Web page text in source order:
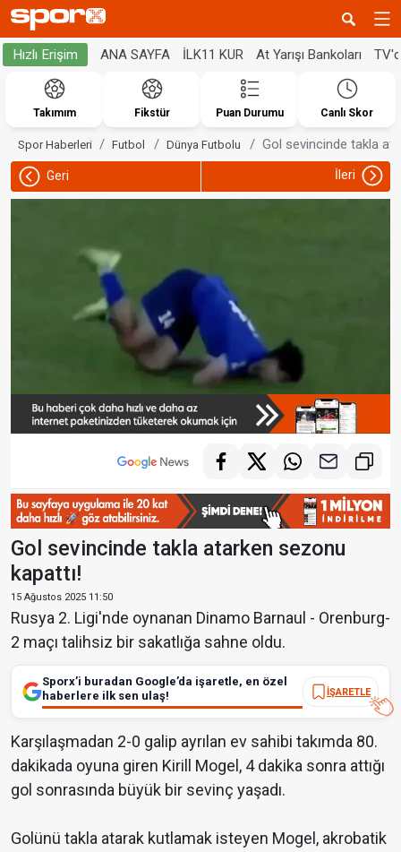
Hızlı Erişim ANA SAYFA İLK11 KUR At Yarışı Bankoları
Takımım Fikstür Puan Durumu Canlı Skor
Spor Haberleri Futbol Dünya Futbolu Gol sevincinde takla
Geri İleri
Gol sevincinde takla atarken sezonu
kapattı!
15 Ağustos 2025 11:50
Rusya 2. Ligi'nde oynanan Dinamo Barnaul - Orenburg-
2 maçı talihsiz bir sakatlığa sahne oldu.
Sporx’i buradan Google’da işaretle, en özel
haberlere ilk sen ulaş!
İŞARETLE
Karşılaşmadan 2-0 galip ayrılan ev sahibi takımda 80.
dakikada oyuna giren Kirill Mogel, 4 dakika sonra attığı
gol sonrasında büyük bir sevinç yaşadı.
Golünü takla atarak kutlamak isteyen Mogel, akrobatik